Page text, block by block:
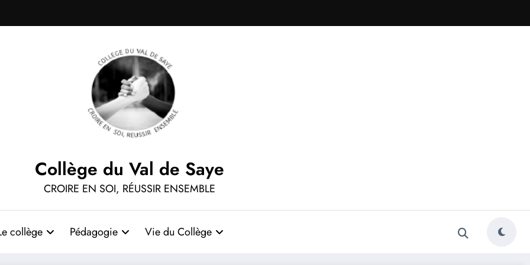
Collège du Val de Saye
CROIRE EN SOI, RÉUSSIR ENSEMBLE
collège Pédagogie Vie du Collège